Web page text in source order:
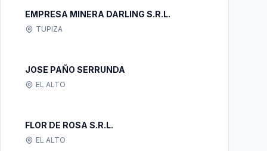
EMPRESA MINERA DARLING S.R.L.
TUPIZA
JOSE PAÑO SERRUNDA
EL ALTO
FLOR DE ROSA S.R.L.
EL ALTO